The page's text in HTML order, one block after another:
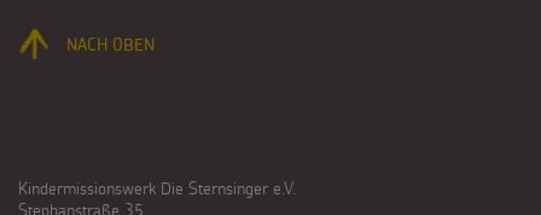
NACH OBEN
Kindermissionswerk Die Sternsinger e.V.
Stephanstraße 35